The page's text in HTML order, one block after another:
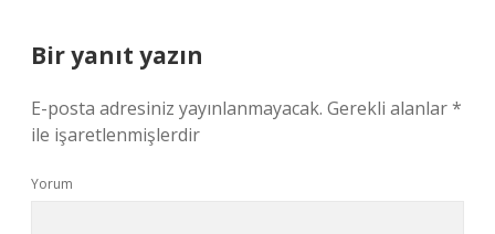
Bir yanıt yazın
E-posta adresiniz yayınlanmayacak. Gerekli alanlar*
ile işaretlenmişlerdir
Yorum